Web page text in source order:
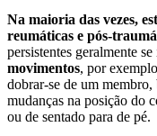
Na maioria das vezes,
reumáticas e pós-
persistentes geralmente
movimentos, por
dobrar-se de um
mudanças na posição do
ou de sentado para de pé.